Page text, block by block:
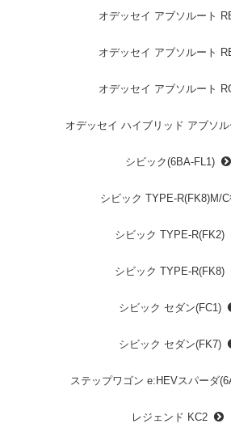
オデッセイ アブソルート
オデッセイ アブソルート
オデッセイ アブソルート
オデッセイ ハイブリッド アブソ
シビック(6BA-FL1)
シビック TYPE-R(FK8)M/C
シビック TYPE-R(FK2)
シビック TYPE-R(FK8)
シビック セダン(FC1)
シビック セダン(FK7)
ステップワゴン e:HEVスパーダ
レジェンド KC2